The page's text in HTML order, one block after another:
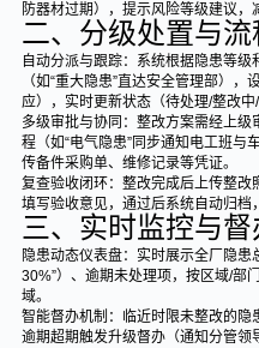
防器材过期），提示风险等级建议，
二、分级处置与流
自动分派与跟踪：系统根据隐患等
（如“重大隐患”直达安全管理部）
应），实时更新状态（待处理/整改中/
多级审批与协同：整改方案需经上
程（如“电气隐患”同步通知电工班与
传备件采购单、维修记录等凭证。
复查验收闭环：整改完成后上传整
填写验收意见，通过后系统自动归档
三、实时监控与
隐患动态仪表盘：实时展示全厂隐患
30%”）、逾期未处理项，按区域/部
域。
智能督办机制：临近时限未整改的隐
逾期超期触发升级督办（通知分管